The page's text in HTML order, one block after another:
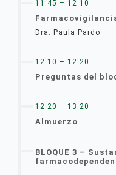
11:45 – 12:10
Dra. Paula Pardo
12:10 – 12:20
Preguntas del
12:20 – 13:20
Almuerzo
BLOQUE 3 –